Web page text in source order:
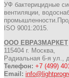
УФ бактерицидные
вентиляции,
ISO 9001:2015.
ООО ЕВРАЗМАРКЕТ
115404 г. Москва,
Радиальная 6-я ул.,
Телефон: +7 (499)
Email: